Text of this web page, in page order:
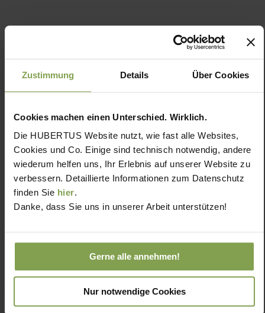
Zustimmung Details Über Cookies
Cookies machen einen Unterschied. Wirklich.
Die HUBERTUS Website nutzt, wie fast alle Websites,
Cookies und Co. Einige sind technisch notwendig, andere
wiederum helfen uns, Ihr Erlebnis auf unserer Website zu
verbessern. Detaillierte Informationen zum Datenschutz
finden Sie hier.
Danke, dass Sie uns in unserer Arbeit unterstützen!
Gerne alle annehmen!
Nur notwendige Cookies